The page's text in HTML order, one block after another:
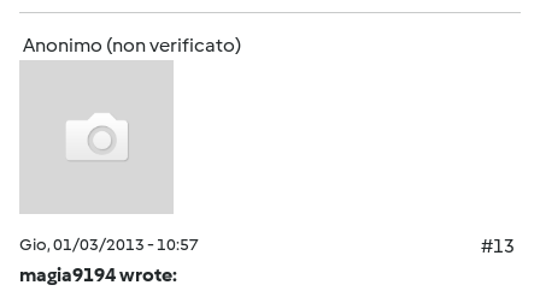
Anonimo (non verificato)
Gio, 01/03/2013 - 10:57
#13
magia9194 wrote: